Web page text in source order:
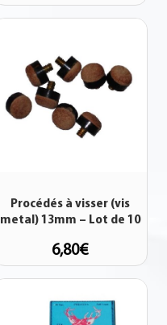
Procédés à visser (vis
metal) 13mm – Lot de 10
6,80€